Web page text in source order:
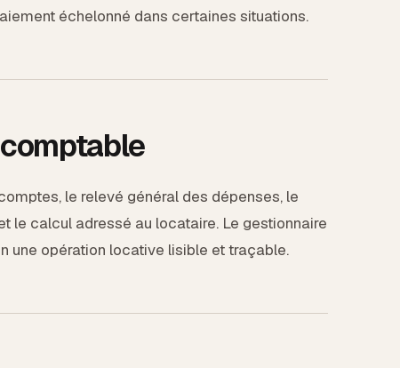
échelonné dans certaines situations.
le relevé général des dépenses, le
le calcul adressé au locataire. Le gestionnaire
une opération locative lisible et traçable.